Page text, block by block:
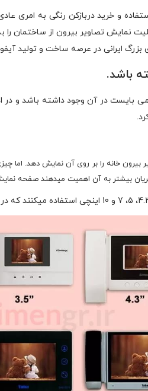
و خرید دربازکن رنگی به امری
نمایش تصاویر بیرون از ساختمان را
بزرگ ایرانی در عرصه ساخت و تولید
باشد.
در آن وجود داشته باشد و در
خانه را بر روی آن نمایش دهد.